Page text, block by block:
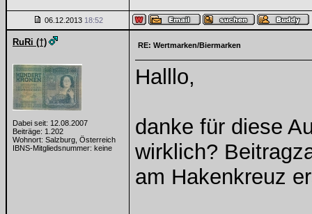
06.12.2013 18:52
RuRi (†)
Dabei seit: 12.08.2007
Beiträge: 1.202
Wohnort: Salzburg, Österreich
IBNS-Mitgliedsnummer: keine
RE: Wertmarken/Biermarken
Halllo,
danke für diese
wirklich?
am Hakenkreuz